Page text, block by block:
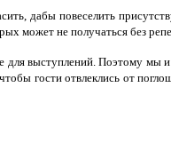
дабы повеселить
может не получаться без
выступлений. Поэтому мы
гости отвлеклись от